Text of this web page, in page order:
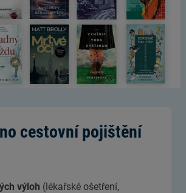
cestovní pojištění
výloh (lékařské ošetření,